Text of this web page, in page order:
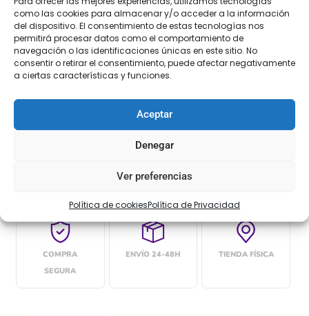
como las cookies para almacenar y/o acceder a la información
del dispositivo. El consentimiento de estas tecnologías nos
permitirá procesar datos como el comportamiento de
navegación o las identificaciones únicas en este sitio. No
consentir o retirar el consentimiento, puede afectar negativamente
a ciertas características y funciones.
Aceptar
Denegar
Ver preferencias
Política de cookiesPolítica de Privacidad
003 mm 01 cm 020 mm / 2cm
030mm
040mm / 4cm
05 cm
Añadir al carrito
[Las unidades seleccionadas son en
COMPRA
SEGURA
ENVÍO 24-48H TIENDA FÍSICA